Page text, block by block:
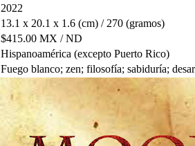
2022
13.1 x 20.1 x 1.6 (cm) / 270 (gramos)
$415.00 MX / ND
Hispanoamérica (excepto Puerto Rico)
Fuego blanco; zen; filosofía; sabiduría;